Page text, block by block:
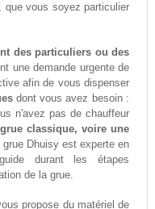
que vous soyez particulier
des particuliers ou des
une demande urgente de
afin de vous dispenser
dont vous avez besoin :
n'avez pas de chauffeur
grue classique, voire une
Dhuisy est experte en
durant les étapes
de la grue.
propose du matériel de